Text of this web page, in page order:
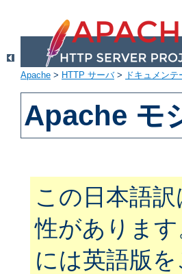
Apache > HTTP サーバ> ドキュメンテ
Apache モ
この日本語
性がありま
には英語版